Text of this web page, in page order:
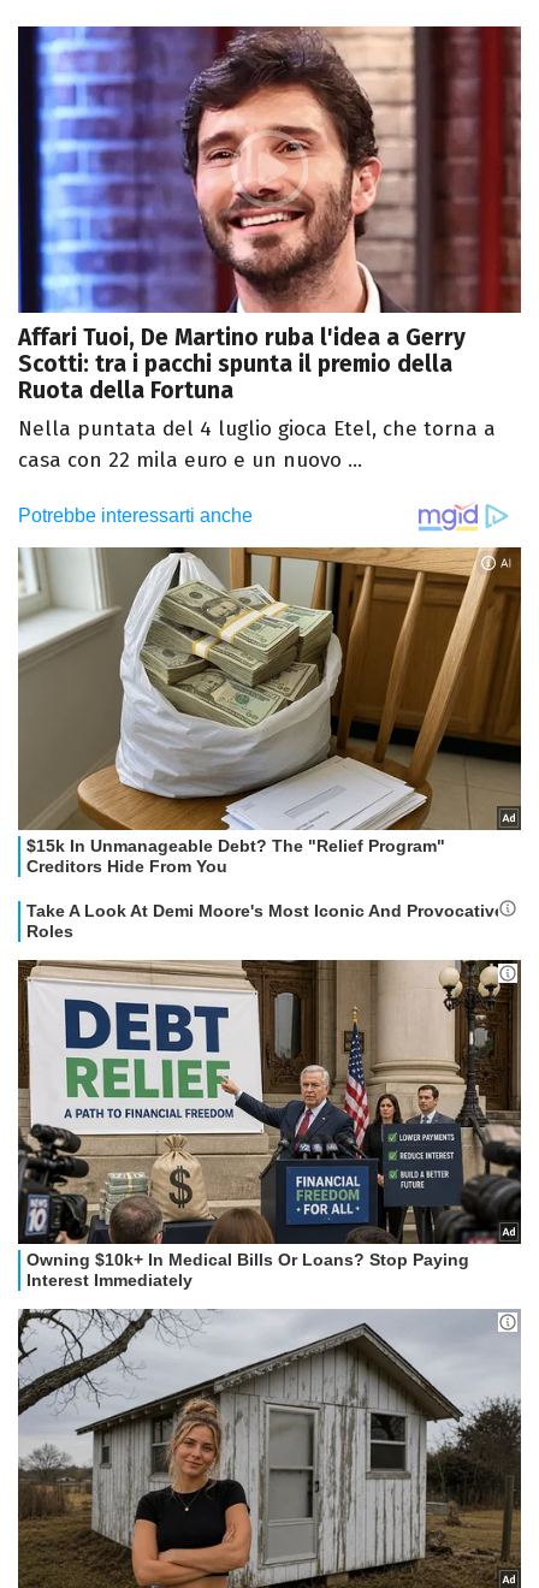
Affari Tuoi, De Martino ruba l'idea a Gerry
Scotti: tra i pacchi spunta il premio della
Ruota della Fortuna
Nella puntata del 4 luglio gioca Etel, che torna a
casa con 22 mila euro e un nuovo ...